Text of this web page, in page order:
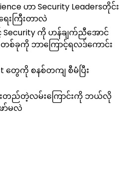
ဟာ Security Leadersတိုင်း
းကြီးတာလဲ
Security ကို ဟန်ချက်ညီအောင်
တစ်ခုကို ဘာကြောင့်ရလဒ်ကောင်း
တွေကို စနစ်တကျ စီမံပြီး
းတည်တဲ့လမ်းကြောင်းကို ဘယ်လို
ာ်မလဲ